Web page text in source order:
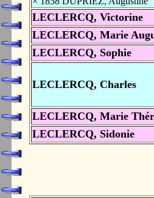
LECLERCQ, Victorine
LECLERCQ, Marie
LECLERCQ, Sophie
LECLERCQ, Charles
LECLERCQ, Marie
LECLERCQ, Sidonie